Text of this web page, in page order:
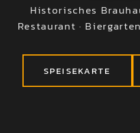
Historisches
Restaurant ·
SPEISEKARTE